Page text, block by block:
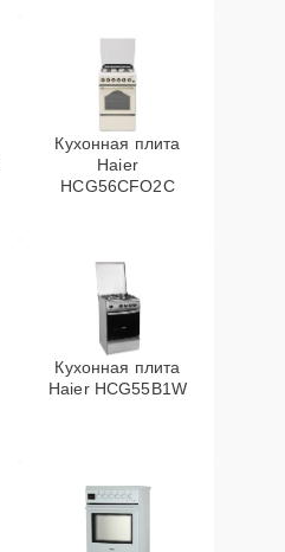
Кухонная плита
Haier
HCG56CFO2C
Кухонная плита
Haier HCG55B1W